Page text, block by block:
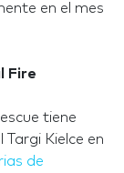
en el mes
Fire
tiene
Targi Kielce en
de